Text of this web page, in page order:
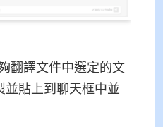
翻譯文件中選定的文
並貼上到聊天框中並